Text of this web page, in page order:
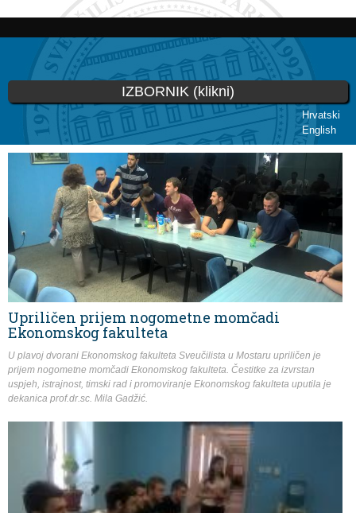
Skoči
glavni
sadržaj
Hrvatski
English
IZBORNIK (klikni)
Vi ste ovdje
Upriličen prijem nogometne momčadi
Ekonomskog fakulteta
U plavoj dvorani Ekonomskog fakulteta Sveučilista u Mostaru upriličen je
prijem nogometne momčadi Ekonomskog fakulteta. Čestitke za izvrstan
uspjeh, istrajnost, timski rad i promoviranje Ekonomskog fakulteta uputila je
dekanica prof.dr.sc. Mila Gadžić.